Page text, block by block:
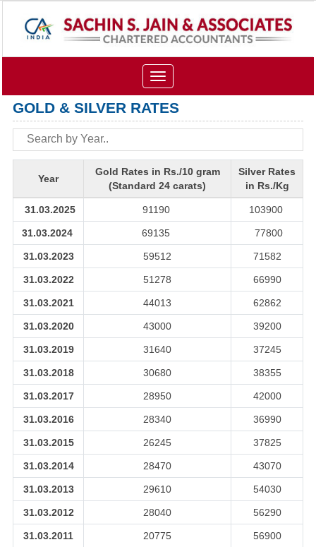
Toggle
navigation
GOLD & SILVER RATES
Year
Gold Rates in Rs./10 gram
(Standard 24 carats)
Silver Rates
in Rs./Kg
31.03.2025 91190 103900
31.03.2024 69135 77800
31.03.2023 59512 71582
31.03.2022 51278 66990
31.03.2021 44013 62862
31.03.2020 43000 39200
31.03.2019 31640 37245
31.03.2018 30680 38355
31.03.2017 28950 42000
31.03.2016 28340 36990
31.03.2015 26245 37825
31.03.2014 28470 43070
31.03.2013 29610 54030
31.03.2012 28040 56290
31.03.2011 20775 56900